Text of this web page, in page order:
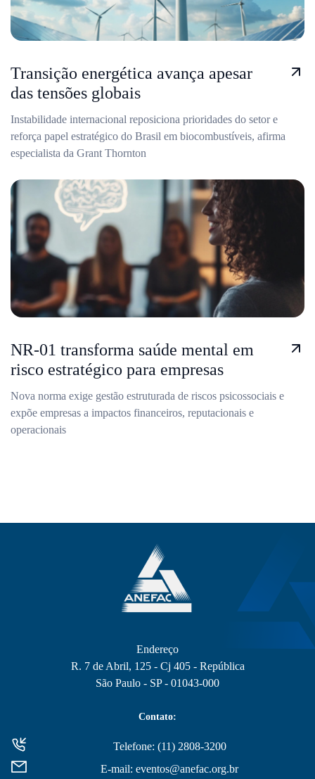
Transição energética avança apesar
das tensões globais
Instabilidade internacional reposiciona prioridades do setor e
reforça papel estratégico do Brasil em biocombustíveis, afirma
especialista da Grant Thornton
NR-01 transforma saúde mental em
risco estratégico para empresas
Nova norma exige gestão estruturada de riscos psicossociais e
expõe empresas a impactos financeiros, reputacionais e
operacionais
Endereço
R. 7 de Abril, 125 - Cj 405 - República
São Paulo - SP - 01043-000
Contato:
Telefone: (11) 2808-3200
E-mail: eventos@anefac.org.br